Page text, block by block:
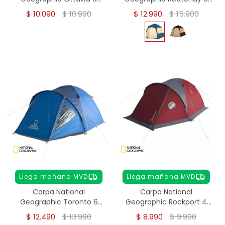
personas
$ 10.090 $10.990
Personas - Azul
$ 12.990 $15.900
Llega mañana MVD
Carpa National
Geographic Toronto 6
personas
$ 12.490 $13.990
Llega mañana MVD
Carpa National
Geographic Rockport 4
Personas
$ 8.990 $9.990